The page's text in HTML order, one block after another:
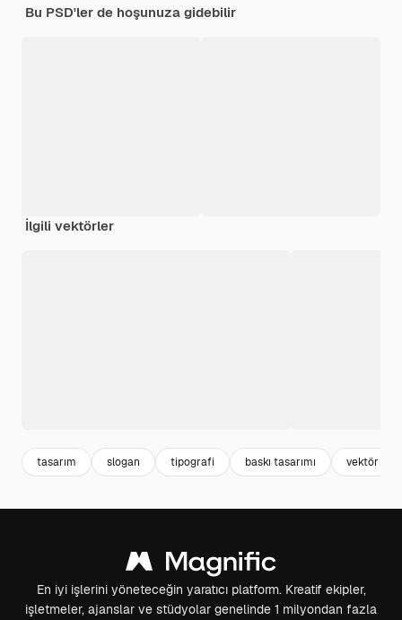
Bu PSD'ler de hoşunuza gidebilir
İlgili vektörler
tasarım slogan tipografi baskı tasarımı vektör
En iyi işlerini yöneteceğin yaratıcı platform. Kreatif ekipler,
işletmeler, ajanslar ve stüdyolar genelinde 1 milyondan fazla